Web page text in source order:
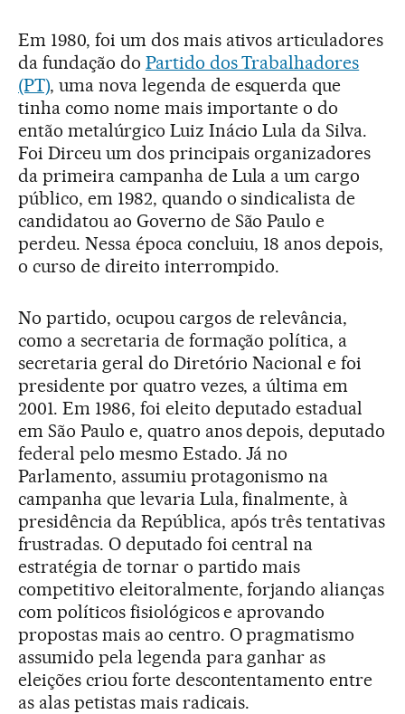
Em 1980, foi um dos mais ativos articuladores
da fundação do Partido dos Trabalhadores
(PT), uma nova legenda de esquerda que
tinha como nome mais importante o do
então metalúrgico Luiz Inácio Lula da Silva.
Foi Dirceu um dos principais organizadores
da primeira campanha de Lula a um cargo
público, em 1982, quando o sindicalista de
candidatou ao Governo de São Paulo e
perdeu. Nessa época concluiu, 18 anos depois,
o curso de direito interrompido.
No partido, ocupou cargos de relevância,
como a secretaria de formação política, a
secretaria geral do Diretório Nacional e foi
presidente por quatro vezes, a última em
2001. Em 1986, foi eleito deputado estadual
em São Paulo e, quatro anos depois, deputado
federal pelo mesmo Estado. Já no
Parlamento, assumiu protagonismo na
campanha que levaria Lula, finalmente, à
presidência da República, após três tentativas
frustradas. O deputado foi central na
estratégia de tornar o partido mais
competitivo eleitoralmente, forjando alianças
com políticos fisiológicos e aprovando
propostas mais ao centro. O pragmatismo
assumido pela legenda para ganhar as
eleições criou forte descontentamento entre
as alas petistas mais radicais.